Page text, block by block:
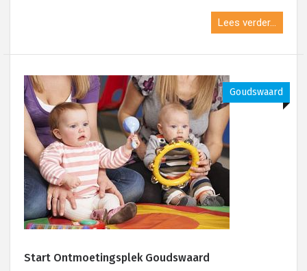
Lees verder...
Goudswaard
Start Ontmoetingsplek Goudswaard